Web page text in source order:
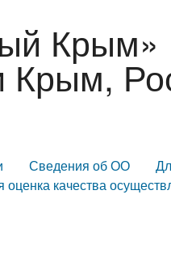
Крым»
Крым,
Сведения об ОО
оценка качества